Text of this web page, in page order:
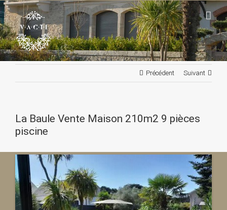
Passer
au
contenu
Précédent Suivant
La Baule Vente Maison 210m2 9 pièces
piscine